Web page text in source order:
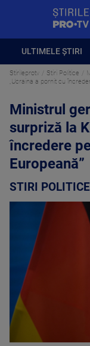
ULTIMELE ȘTIRI
Stirileprotv Stiri Politice
„Ucraina a pornit cu
Ministrul
surpriză la
încredere
Europeană”
STIRI POLITICE